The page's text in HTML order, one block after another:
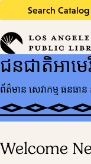
Search Catalog
in
keywords
ជនជាតិអាមេ
ព័ត៌មាន សេវាកម្ម ធនធា
Welcome